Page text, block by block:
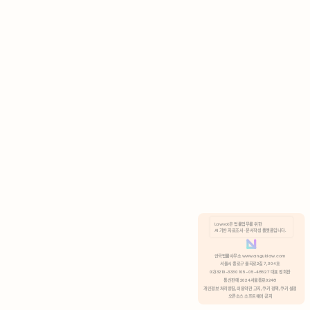
분석 쿠키 허용
Lawvot은 법률업무를 위한
AI 기반 자료조사 · 문서작성 플랫폼입니다.
안국법률사무소 www.anguklaw.com
서울시 종로구 율곡로2길 7, 304호
02)3210-3330 105-05-48527 대표 정희찬
통신판매 2024서울종로0248
개인정보 처리방침, 이용약관 고지, 쿠키 정책, 쿠키 설정
오픈소스 소프트웨어 공지